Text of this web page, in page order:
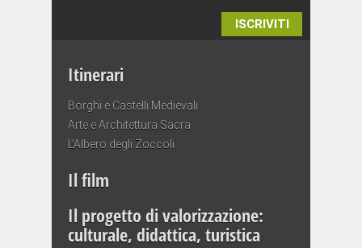
ISCRIVITI
Itinerari
Borghi e Castelli Medievali
Arte e Architettura Sacra
L’Albero degli Zoccoli
Il film
Il progetto di valorizzazione:
culturale, didattica, turistica